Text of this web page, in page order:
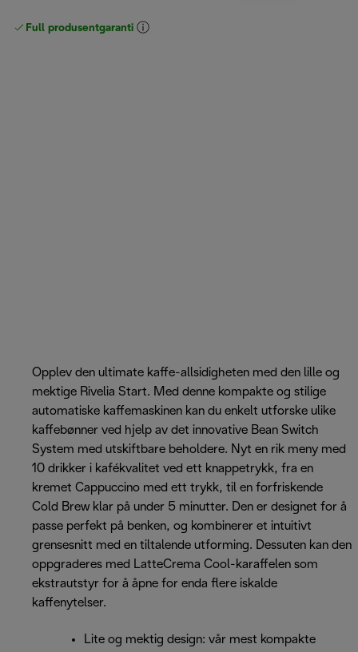
Full produsentgaranti
Opplev den ultimate kaffe-allsidigheten med den lille og
mektige Rivelia Start. Med denne kompakte og stilige
automatiske kaffemaskinen kan du enkelt utforske ulike
kaffebønner ved hjelp av det innovative Bean Switch
System med utskiftbare beholdere. Nyt en rik meny med
10 drikker i kafékvalitet ved ett knappetrykk, fra en
kremet Cappuccino med ett trykk, til en forfriskende
Cold Brew klar på under 5 minutter. Den er designet for å
passe perfekt på benken, og kombinerer et intuitivt
grensesnitt med en tiltalende utforming. Dessuten kan den
oppgraderes med LatteCrema Cool-karaffelen som
ekstrautstyr for å åpne for enda flere iskalde
kaffenytelser.
Lite og mektig design: vår mest kompakte